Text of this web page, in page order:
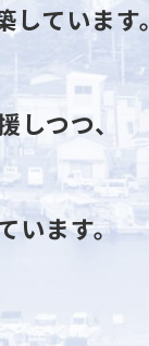
ています。
つつ、
います。